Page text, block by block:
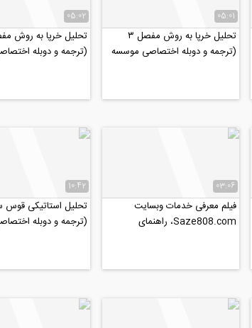
05:01
تحلیل خرپا به روش مفصل ۳
(ترجمه و دوبله اختصاصی موسسه
05:02
(ترجمه و دوبله
03:06
فیلم معرفی خدمات وبسایت
Saze808.com، راهنمای
10:42
تحلیل استاتیکی
(ترجمه و دوبله